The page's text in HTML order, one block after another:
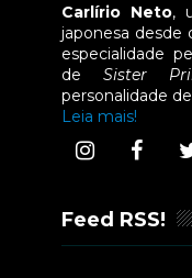
Carlírio Neto,
japonesa desde
especialidade
deSister
personalidade
Leia mais!
Feed RSS!